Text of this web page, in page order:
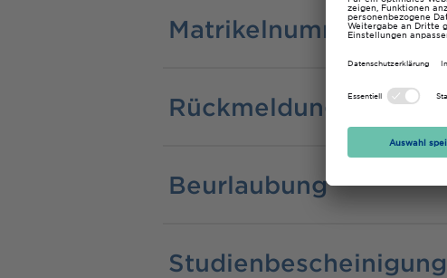
Matrikelnummer
Rückmeldung
Beurlaubung